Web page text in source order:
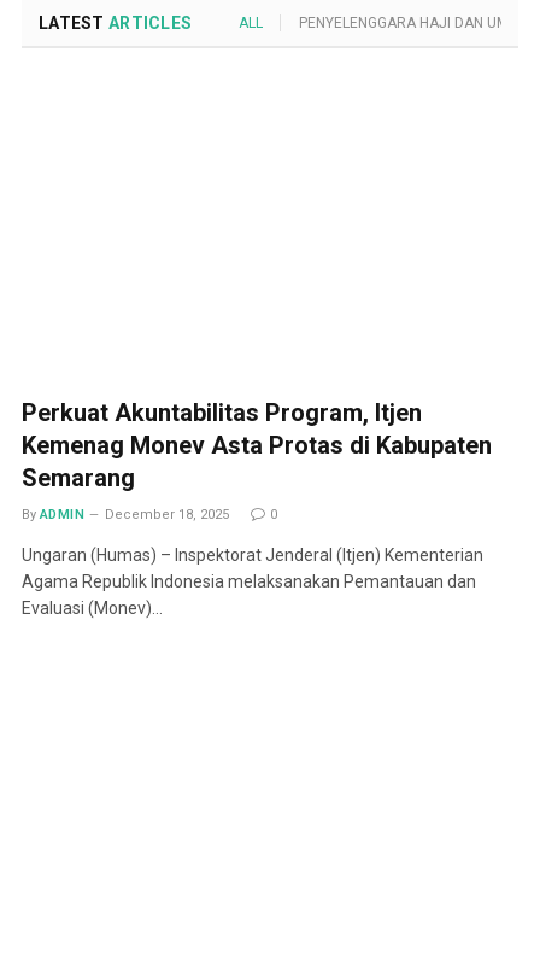
LATEST ARTICLES ALL PENYELENGGARA HAJI DAN UMROH
Perkuat Akuntabilitas Program, Itjen
Kemenag Monev Asta Protas di Kabupaten
Semarang
By ADMIN December 18, 2025 0
Ungaran (Humas) – Inspektorat Jenderal (Itjen) Kementerian
Agama Republik Indonesia melaksanakan Pemantauan dan
Evaluasi (Monev)…